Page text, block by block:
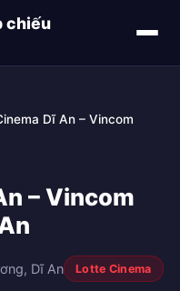
chiếu
Dĩ An – Vincom
– Vincom
Dĩ An Lotte Cinema